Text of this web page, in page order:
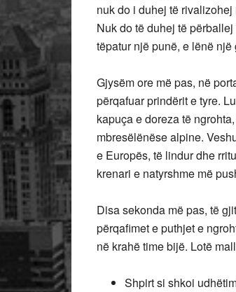
nuk do i duhej të
Nuk do të duhej të
tëpatur një punë, e lënë
Gjysëm ore më pas, në
përqafuar prindërit e tyre.
kapuça e doreza të
mbresëlënëse alpine.
e Europës, të lindur dhe
krenari e natyrshme më
Disa sekonda më pas, të
përqafimet e puthjet e
në krahë time bijë. Lotë
Shpirt si shkoi